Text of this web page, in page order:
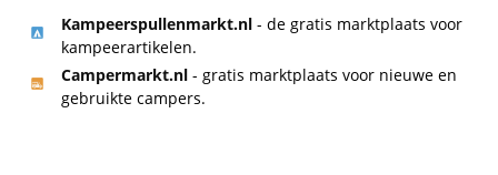
Kampeerspullenmarkt.nl - de gratis marktplaats voor
kampeerartikelen.
Campermarkt.nl - gratis marktplaats voor nieuwe en
gebruikte campers.